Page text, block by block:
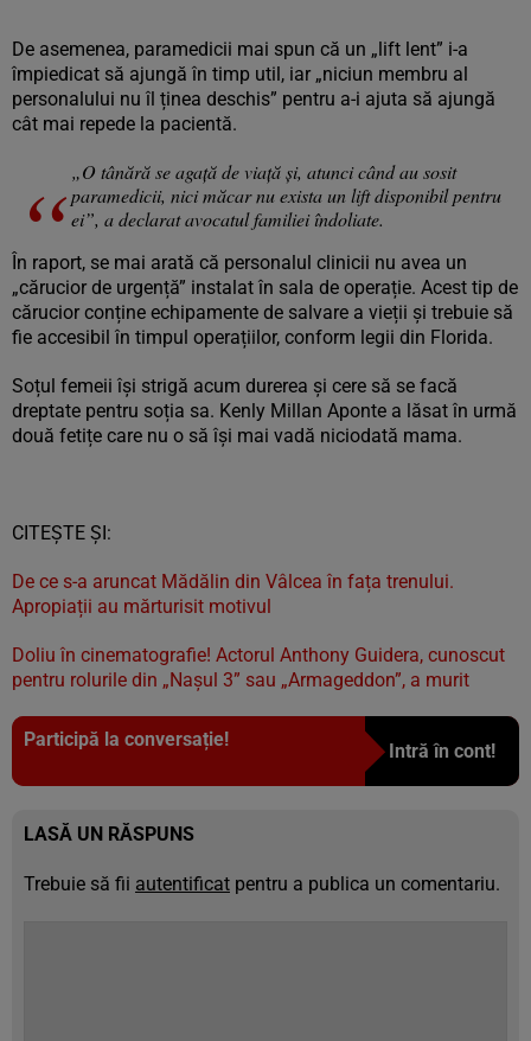
De asemenea, paramedicii mai spun că un „lift lent” i-a
împiedicat să ajungă în timp util, iar „niciun membru al
personalului nu îl ținea deschis” pentru a-i ajuta să ajungă
cât mai repede la pacientă.
„O tânără se agață de viață și, atunci când au sosit
paramedicii, nici măcar nu exista un lift disponibil pentru
ei”, a declarat avocatul familiei îndoliate.
În raport, se mai arată că personalul clinicii nu avea un
„cărucior de urgență” instalat în sala de operație. Acest tip de
cărucior conține echipamente de salvare a vieții și trebuie să
fie accesibil în timpul operațiilor, conform legii din Florida.
Soțul femeii își strigă acum durerea și cere să se facă
dreptate pentru soția sa. Kenly Millan Aponte a lăsat în urmă
două fetițe care nu o să își mai vadă niciodată mama.
CITEȘTE ȘI:
De ce s-a aruncat Mădălin din Vâlcea în fața trenului.
Apropiații au mărturisit motivul
Doliu în cinematografie! Actorul Anthony Guidera, cunoscut
pentru rolurile din „Nașul 3” sau „Armageddon”, a murit
Participă la conversație!
Intră în cont!
LASĂ UN RĂSPUNS
Trebuie să fii autentificat pentru a publica un comentariu.